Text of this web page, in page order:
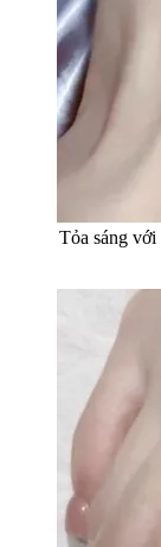
Tỏa sáng với